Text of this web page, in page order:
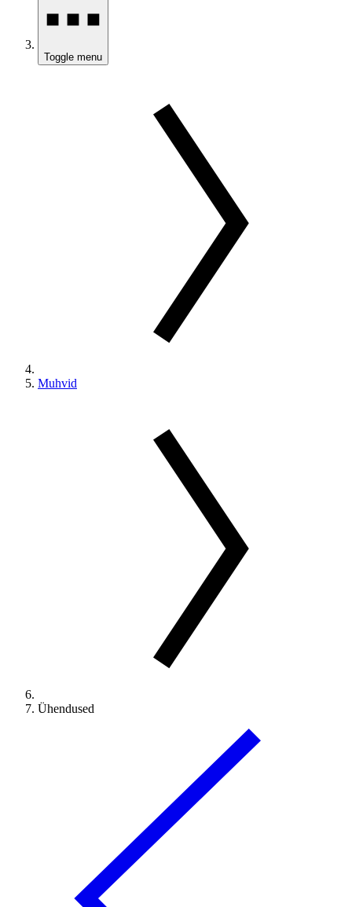
Toggle menu
Muhvid
Ühendused